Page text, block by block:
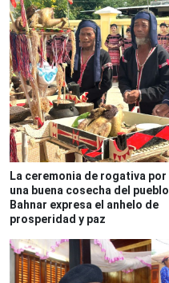
La ceremonia de rogativa por
una buena cosecha del pueblo
Bahnar expresa el anhelo de
prosperidad y paz